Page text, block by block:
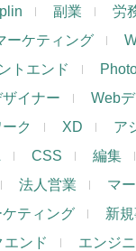
副業 労
ーケティング
トエンド
イナー
Web
ク
XD ア
CSS 編集
法人営業 マ
ティング
新
エンド エンジ